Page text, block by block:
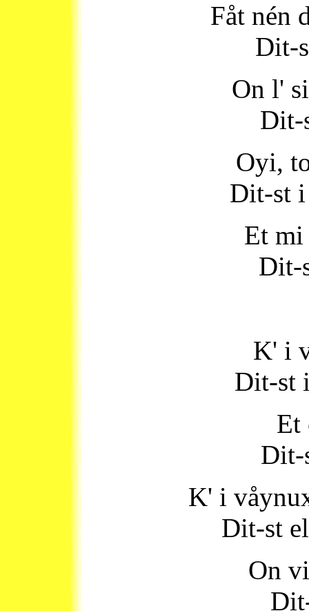
Fåt nén
Dit-
On l'
Dit-
Oyi,
Dit-st i
Et mi
Dit-
K' i
Dit-st
Et
Dit-
K' i
Dit-st
On